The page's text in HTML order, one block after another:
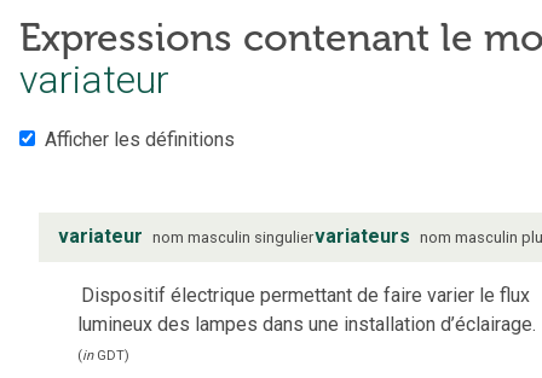
Expressions contenant le
variateur
Afficher les définitions
variateur nom masculin singuliervariateurs nom masculin
Dispositif électrique permettant de faire varier le flux
lumineux des lampes dans une installation d’éclairage.
(inGDT)